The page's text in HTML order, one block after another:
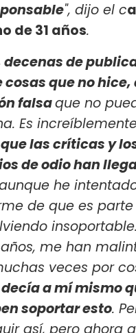
", dijo el c
de 31 años.
decenas de
cosas que no
falsaque no
Es
que las críticas y
de odio han
he
de que es
me han
veces por
a mí mismo
soportar esto.